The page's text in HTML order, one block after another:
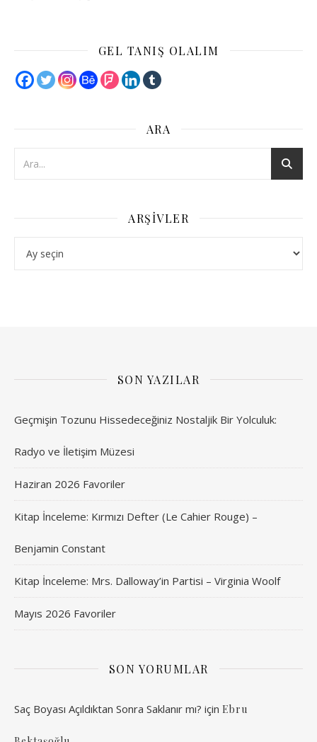
GEL TANIŞ OLALIM
ARA
ARŞIVLER
SON YAZILAR
Geçmişin Tozunu Hissedeceğiniz Nostaljik Bir Yolculuk:
Radyo ve İletişim Müzesi
Haziran 2026 Favoriler
Kitap İnceleme: Kırmızı Defter (Le Cahier Rouge) –
Benjamin Constant
Kitap İnceleme: Mrs. Dalloway’in Partisi – Virginia Woolf
Mayıs 2026 Favoriler
SON YORUMLAR
Saç Boyası Açıldıktan Sonra Saklanır mı? için Ebru